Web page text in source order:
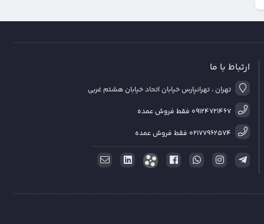
ارتباط با ما
تهران ، تهرانپارس خیابان اتحاد خیابان هشتم غربی
09124721467 فقط فروش عمده
02177962574 فقط فروش عمده